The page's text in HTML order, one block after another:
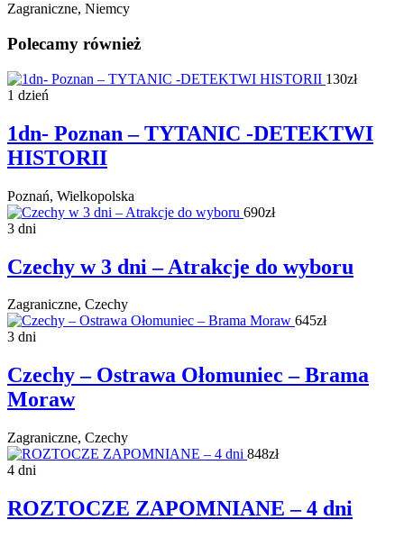
Zagraniczne, Niemcy
Polecamy również
130zł
1 dzień
1dn- Poznan – TYTANIC -DETEKTWI
HISTORII
Poznań, Wielkopolska
690zł
3 dni
Czechy w 3 dni – Atrakcje do wyboru
Zagraniczne, Czechy
645zł
3 dni
Czechy – Ostrawa Ołomuniec – Brama
Moraw
Zagraniczne, Czechy
848zł
4 dni
ROZTOCZE ZAPOMNIANE – 4 dni